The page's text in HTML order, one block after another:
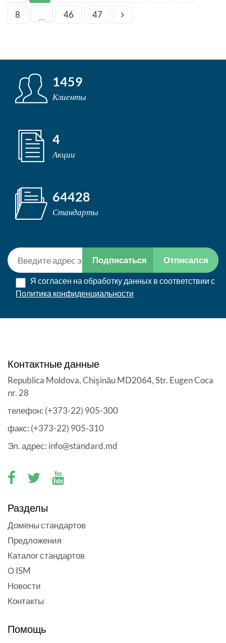
8
... 46 47
1459
Клиенты
4
Акции
64428
Стандарты
Подписаться Отписался
Я согласен на обработку данных в соответствии с
Политика конфиденциальности
Контактные данные
Republica Moldova, Chişinău MD2064, Str. Eugen Coca
nr. 28
телефон: (+373-22) 905-300
факс: (+373-22) 905-310
Эл. адрес: info@standard.md
Разделы
Домены стандартов
Предложения
Каталог стандартов
О ISM
Новости
Контакты
Помощь